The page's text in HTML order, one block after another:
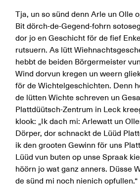
Tja, un so sünd denn Arle un Olle
Bit dörch-de-Gegend-fohrn
dor jo en Geschicht för de fief
rutsuern. As lütt
hebbt de beiden Börgermeister
Wind dorvun kregen un weern
för de Wichtelgeschichten. Denn
de lütten Wichte schreven un
Plattdüütsch-Zentrum in Leck
klook: „Ik dach mi: Arlewatt un
Dörper, dor schnackt de Lüüd
ik den grooten Gewinn för uns
Lüüd vun buten op unse Spraak
höörn jo wat ganz anners. Düsse
de sünd mi noch nienich opfullen.“